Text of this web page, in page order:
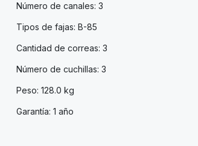
Número de canales: 3
Tipos de fajas: B-85
Cantidad de correas: 3
Número de cuchillas: 3
Peso: 128.0 kg
Garantía: 1 año